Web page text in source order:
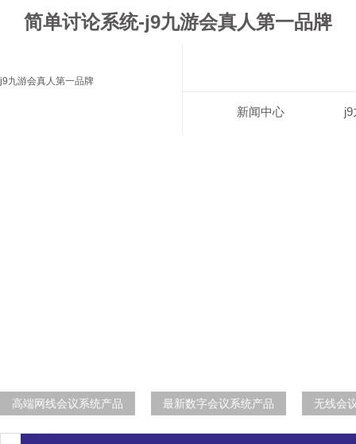
简单讨论系统-j9九游会真人第一品牌
j9九游会真人第一品牌
新闻中心
高端网线会议系统产品 最新数字会议系统产品 无线会